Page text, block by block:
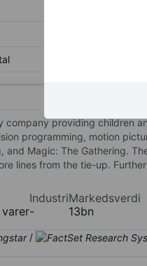
company providing children
programming, motion
and Magic: The Gathering.
lines from the tie-up.
Industri
-
Markedsverdi
13bn
/